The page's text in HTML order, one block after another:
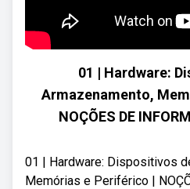
01 | Hardware:
Armazenamento,
NOÇÕES DE
01 | Hardware: Dispositivos
Memórias e Periférico |